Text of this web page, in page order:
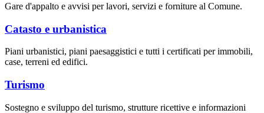
Gare d'appalto e avvisi per lavori, servizi e forniture al Comune.
Catasto e urbanistica
Piani urbanistici, piani paesaggistici e tutti i certificati per immobili,
case, terreni ed edifici.
Turismo
Sostegno e sviluppo del turismo, strutture ricettive e informazioni